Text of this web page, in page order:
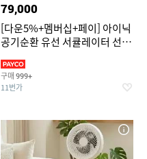
79,000
[다운5%+멤버십+페이] 아이닉
공기순환 유선 서큘레이터 선풍
구매 999+
11번가